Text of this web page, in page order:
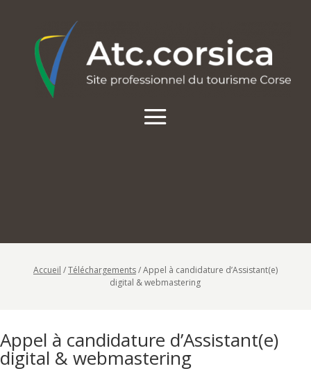
Accueil /Téléchargements/Appel à candidature d’Assistant(e)
digital & webmastering
Appel à candidature d’Assistant(e)
digital & webmastering